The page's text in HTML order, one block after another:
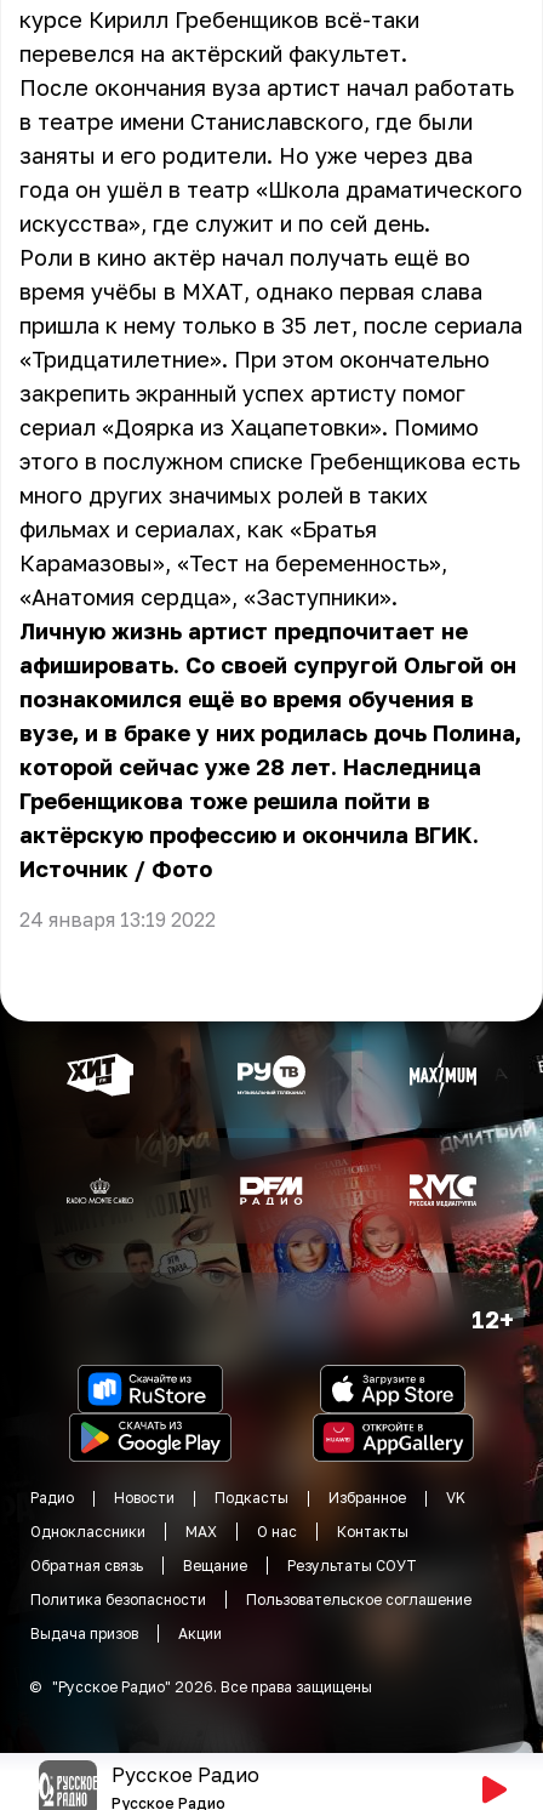
курсе Кирилл Гребенщиков всё-таки
перевелся на актёрский факультет.
После окончания вуза артист начал работать
в театре имени Станиславского, где были
заняты и его родители. Но уже через два
года он ушёл в театр «Школа драматического
искусства», где служит и по сей день.
Роли в кино актёр начал получать ещё во
время учёбы в МХАТ, однако первая слава
пришла к нему только в 35 лет, после сериала
«Тридцатилетние». При этом окончательно
закрепить экранный успех артисту помог
сериал «Доярка из Хацапетовки». Помимо
этого в послужном списке Гребенщикова есть
много других значимых ролей в таких
фильмах и сериалах, как «Братья
Карамазовы», «Тест на беременность»,
«Анатомия сердца», «Заступники».
Личную жизнь артист предпочитает не
афишировать. Со своей супругой Ольгой он
познакомился ещё во время обучения в
вузе, и в браке у них родилась дочь Полина,
которой сейчас уже 28 лет. Наследница
Гребенщикова тоже решила пойти в
актёрскую профессию и окончила ВГИК.
Источник / Фото
24 января 13:19 2022
12+
Радио Новости Подкасты Избранное
VK
Одноклассники
MAX О нас
Контакты
Обратная связь
Вещание
Результаты СОУТ
Политика безопасности
Пользовательское соглашение
Выдача призов
Акции
© "Русское Радио" 2026. Все права защищены
Русское Радио
Русское Радио